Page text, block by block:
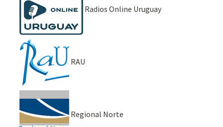
Radios Online Uruguay
RAU
Regional Norte